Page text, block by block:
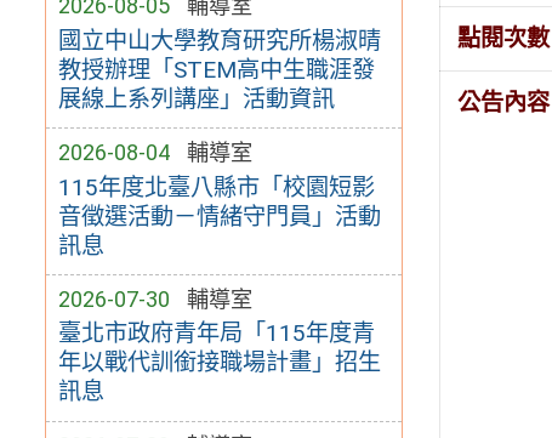
2026-08-05 輔導室
國立中山大學教育研究所楊淑晴
教授辦理「STEM高中生職涯發
展線上系列講座」活動資訊
2026-08-04 輔導室
115年度北臺八縣市「校園短影
音徵選活動－情緒守門員」活動
訊息
2026-07-30 輔導室
臺北市政府青年局「115年度青
年以戰代訓銜接職場計畫」招生
訊息
點閱次數
公告內容